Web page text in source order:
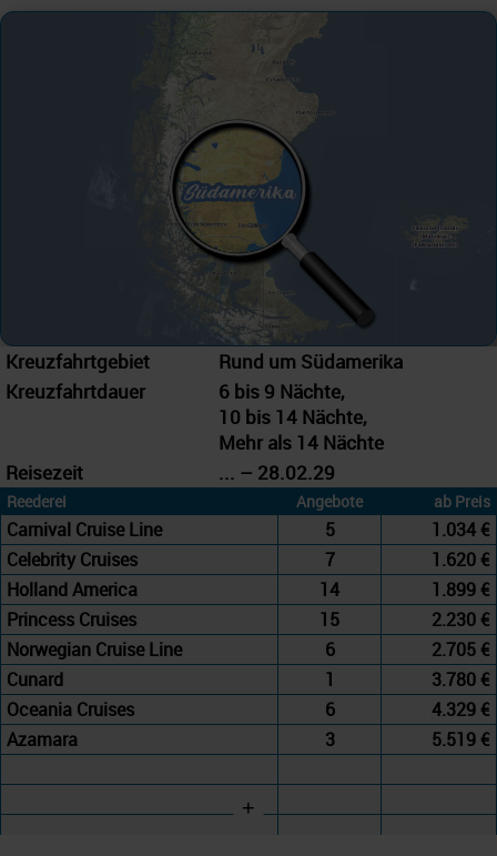
Kreuzfahrtgebiet
Rund um Südamerika
Kreuzfahrtdauer
6 bis 9 Nächte,
10 bis 14 Nächte,
Mehr als 14 Nächte
Reisezeit
... – 28.02.29
Reederei Angebote ab Preis
Carnival Cruise Line 5
1.034 €
Celebrity Cruises
7
1.620 €
Holland America
14
1.899 €
Princess Cruises
15
2.230 €
Norwegian Cruise Line
6
2.705 €
Cunard
1
3.780 €
Oceania Cruises
6
4.329 €
Azamara
3 5.519 €
+